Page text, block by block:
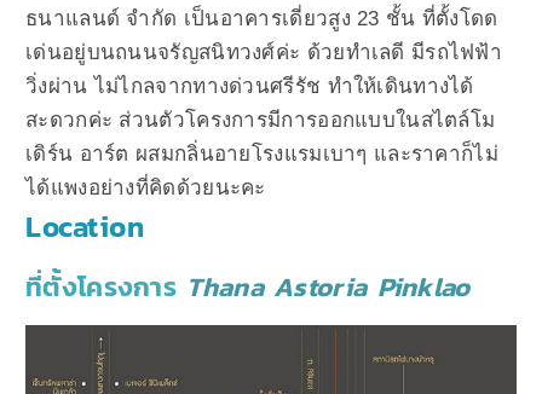
ธนาแลนด์ จำกัด เป็นอาคารเดี่ยวสูง 23 ชั้น ที่ตั้งโดด
เด่นอยู่บนถนนจรัญสนิทวงศ์ค่ะ ด้วยทำเลดี มีรถไฟฟ้า
วิ่งผ่าน ไม่ไกลจากทางด่วนศรีรัช ทำให้เดินทางได้
สะดวกค่ะ ส่วนตัวโครงการมีการออกแบบในสไตล์โม
เดิร์น อาร์ต ผสมกลิ่นอายโรงแรมเบาๆ และราคาก็ไม่
ได้แพงอย่างที่คิดด้วยนะคะ
Location
ที่ตั้งโครงการ Thana Astoria Pinklao